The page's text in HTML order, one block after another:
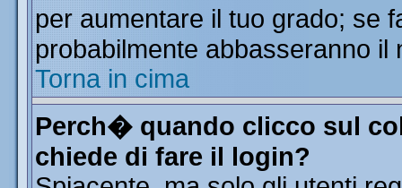
per aumentare il tuo grado; se
probabilmente abbasseranno il
Torna in cima
Perch� quando clicco sul
chiede di fare il login?